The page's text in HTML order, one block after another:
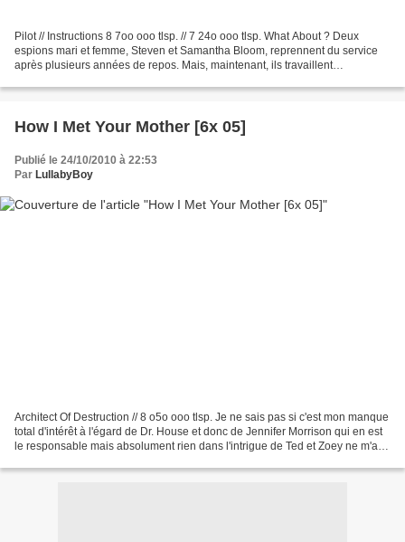
Pilot // Instructions 8 7oo ooo tlsp. // 7 24o ooo tlsp. What About ? Deux
espions mari et femme, Steven et Samantha Bloom, reprennent du service
après plusieurs années de repos. Mais, maintenant, ils travaillent
How I Met Your Mother [6x 05]
Publié le 24/10/2010 à 22:53
Par LullabyBoy
Architect Of Destruction // 8 o5o ooo tlsp. Je ne sais pas si c'est mon manque
total d'intérêt à l'égard de Dr. House et donc de Jennifer Morrison qui en est
le responsable mais absolument rien dans l'intrigue de Ted et Zoey ne m'a